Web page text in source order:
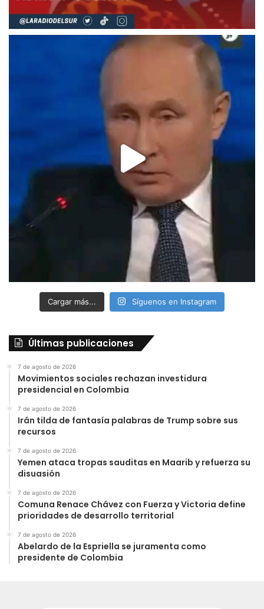
Cargar más... Síguenos en Instagram
Últimas publicaciones
7 de agosto de 2026
Movimientos sociales rechazan investidura
presidencial en Colombia
7 de agosto de 2026
Irán tilda de fantasía palabras de Trump sobre sus
recursos
7 de agosto de 2026
Yemen ataca tropas sauditas en Maarib y refuerza su
disuasión
7 de agosto de 2026
Comuna Renace Chávez con Fuerza y Victoria define
prioridades de desarrollo territorial
7 de agosto de 2026
Abelardo de la Espriella se juramenta como
presidente de Colombia